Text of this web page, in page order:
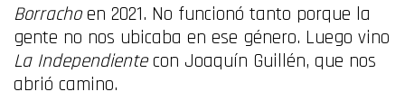
Borrachoen 2021. No funcionó tanto porque la
gente no nos ubicaba en ese género. Luego vino
La Independientecon Joaquín Guillén, que nos
abrió camino.